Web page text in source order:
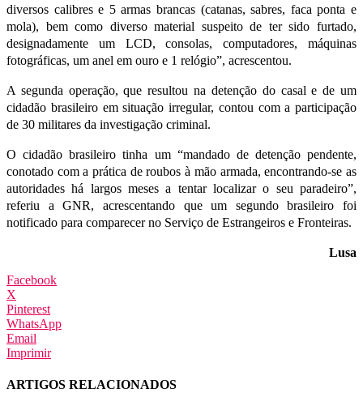
diversos calibres e 5 armas brancas (catanas, sabres, faca ponta e
mola), bem como diverso material suspeito de ter sido furtado,
designadamente um LCD, consolas, computadores, máquinas
fotográficas, um anel em ouro e 1 relógio”, acrescentou.
A segunda operação, que resultou na detenção do casal e de um
cidadão brasileiro em situação irregular, contou com a participação
de 30 militares da investigação criminal.
O cidadão brasileiro tinha um “mandado de detenção pendente,
conotado com a prática de roubos à mão armada, encontrando-se as
autoridades há largos meses a tentar localizar o seu paradeiro”,
referiu a GNR, acrescentando que um segundo brasileiro foi
notificado para comparecer no Serviço de Estrangeiros e Fronteiras.
Lusa
Facebook
X
Pinterest
WhatsApp
Email
Imprimir
ARTIGOS RELACIONADOS